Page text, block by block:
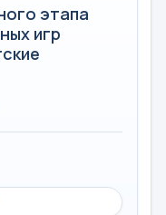
этапа
игр